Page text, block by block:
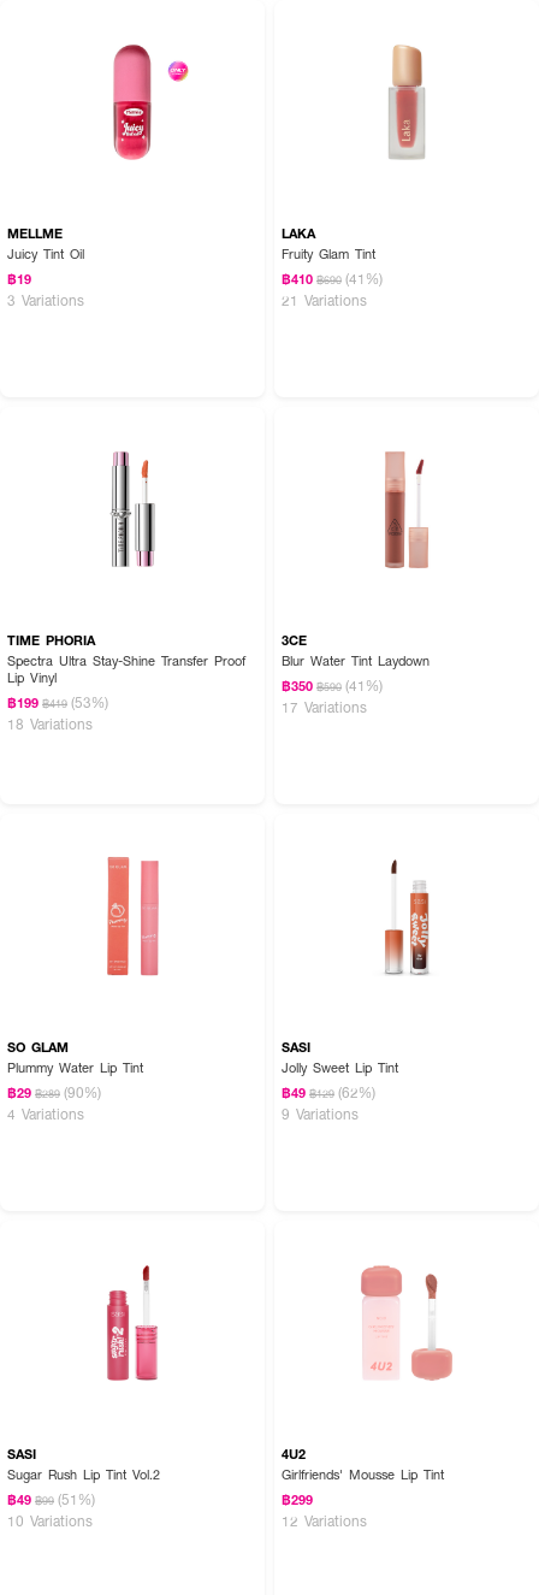
MELLME
Juicy Tint Oil
฿19
3 Variations
LAKA
Fruity Glam Tint
฿410 ฿690 (41%)
21 Variations
TIME PHORIA
Spectra Ultra Stay-Shine Transfer Proof
Lip Vinyl
฿199 ฿419 (53%)
18 Variations
3CE
Blur Water Tint Laydown
฿350 ฿590 (41%)
17 Variations
SO GLAM
Plummy Water Lip Tint
฿29 ฿289 (90%)
4 Variations
SASI
Jolly Sweet Lip Tint
฿49 ฿129 (62%)
9 Variations
SASI
Sugar Rush Lip Tint Vol.2
฿49 ฿99 (51%)
10 Variations
4U2
Girlfriends' Mousse Lip Tint
฿299
12 Variations